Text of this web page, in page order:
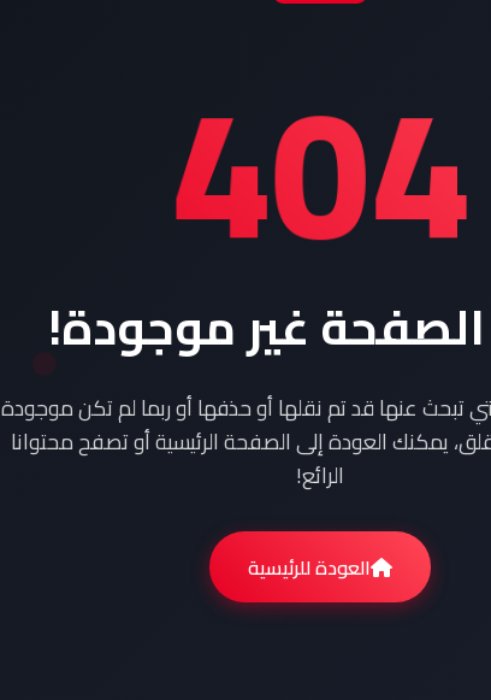
404
الصفحة غير موجودة!
تبحث عنها قد تم نقلها أو حذفها أو ربما لم تكن موجودة
يمكنك العودة إلى الصفحة الرئيسية أو تصفح محتوانا
الرائع!
العودة للرئيسية